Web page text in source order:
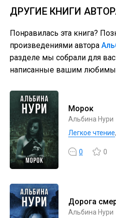
ДРУГИЕ КНИГИ
Понравилась эта книга?
произведениями автора
разделе мы собрали для вас
написанные вашим
Морок
Альбина Нури
Легкое чтение,
0 0
Дорога
Альбина Нури